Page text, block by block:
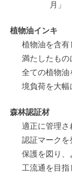
月」
植物油インキ
植物油を含有
満たしたもの
全ての植物油
境負荷を大幅
森林認証材
適正に管理さ
認証マークを
保護を図り、
工流通を目指